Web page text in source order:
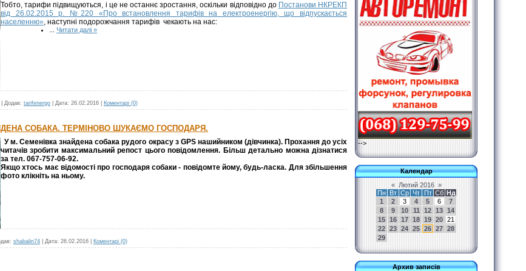
Тобто, тарифи підвищуються, і це не останнє зростання, оскільки відповідно до Постанови НКРЕКП
від 26.02.2015 р. №220 «Про встановлення тарифів на електроенергію, що відпускається
населенню», наступні подорожчання тарифів чекають на нас:
Читати далі »
Додав: tarifenergo Дата: 26.02.2016 Коментарі (0)
СОБАКА. ТЕРМІНОВО ШУКАЄМО ГОСПОДАРЯ.
У м. Семенівка знайдена собака рудого окрасу з GPS нашийником (дівчинка). Прохання до усіх
читачів зробити максимальний репост цього повідомлення. Більш детально можна дізнатися
за тел. 067-757-06-92.
Якщо хтось має відомості про господаря собаки - повідомте йому, будь-ласка. Для збільшення
фото клікніть на ньому.
shabalin74 Дата: 26.02.2016 Коментарі (0)
-->
Календар
«
Лютий 2016 »
Пн Вт Ср Чт Пт Сб Нд
1
2 3 4 5 6
7
8
9 10 11 12 13 14
15 16 17 18 19 20 21
22 23 24 25 26 27 28
29
Архив записів